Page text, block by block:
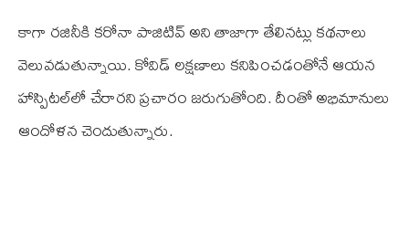
కాగా రజినీకి కరోనా పాజిటివ్ అని తాజాగా తేలినట్లు కథనాలు
వెలువడుతున్నాయి. కోవిడ్ లక్షణాలు కనిపించడంతోనే ఆయన
హాస్పిటల్‌లో చేరారని ప్రచారం జరుగుతోంది. దీంతో అభిమానులు
ఆందోళన చెందుతున్నారు.